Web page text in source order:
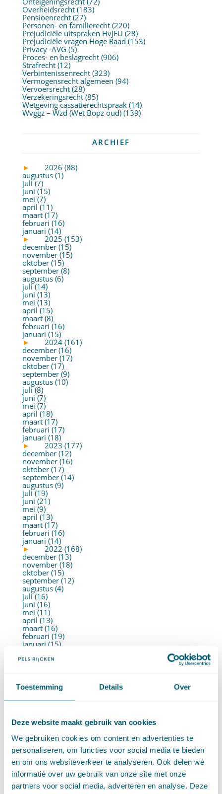
Toestemming Details Over
Deze website maakt gebruik van cookies
We gebruiken cookies om content en advertenties te
personaliseren, om functies voor social media te bieden
en om ons websiteverkeer te analyseren. Ook delen we
informatie over uw gebruik van onze site met onze
partners voor social media, adverteren en analyse. Deze
Overheidsrecht(183)
Pensioenrecht(27)
Personen- en familierecht(220)
Prejudiciële uitspraken HvJEU (28)
Prejudiciële vragen Hoge Raad (153)
Privacy -AVG (5)
Proces- en beslagrecht(906)
Strafrecht(12)
Verbintenissenrecht(323)
Vermogensrecht algemeen (94)
Vervoersrecht(28)
Verzekeringsrecht(85)
Wetgeving cassatierechtspraak(14)
Wvggz – Wzd (Wet Bopz oud)(139)
ARCHIEF
►
2026 (88)
augustus (1)
juli (7)
juni (15)
mei (7)
april (11)
maart (17)
februari (16)
januari (14)
►
2025 (153)
december (15)
november (15)
oktober (15)
september (8)
augustus (6)
juli (14)
juni (13)
mei (13)
april (15)
maart (8)
februari (16)
januari (15)
►
2024 (161)
december (16)
november (17)
oktober (17)
september (9)
augustus (10)
juli (8)
juni (7)
mei (7)
april (18)
maart (17)
februari (17)
januari (18)
►
2023 (177)
december (12)
november (16)
oktober (17)
september (14)
augustus (9)
juli (19)
juni (21)
mei (9)
april (13)
maart (17)
februari (16)
januari (14)
►
2022 (168)
december (13)
november (18)
oktober (15)
september (12)
augustus (4)
juli (16)
juni (16)
mei (11)
april (13)
maart (16)
februari (19)
januari (15)
december (15)
september (4)
augustus (7)
juli (4)
april (11)
februari (11)
januari (15)
►
2020 (154)
december (6)
november (14)
oktober (14)
september (8)